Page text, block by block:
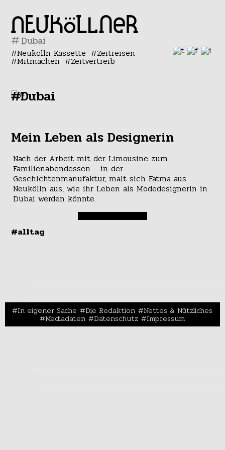
#
Neukölln Kassette Zeitreisen
Mitmachen Zeitvertreib
#Dubai
Mein Leben als Designerin
Nach der Arbeit mit der Limousine zum
Familienabendessen – in der
Geschichtenmanufaktur, malt sich Fatma aus
Neukölln aus, wie ihr Leben als Modedesignerin in
Dubai werden könnte.
#alltag
In eigener Sache Die Redaktion Nettes & Nützliches
Mediadaten Datenschutz Impressum